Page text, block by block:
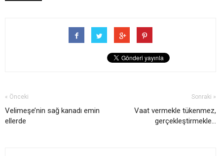
« Önceki
Velimeşe’nin sağ kanadı emin
ellerde
Sonraki »
Vaat vermekle tükenmez,
gerçekleştirmekle…